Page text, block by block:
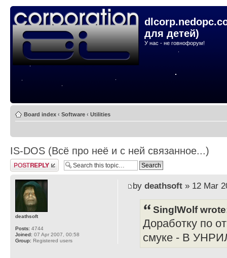
для детей)
У нас - не говнофорум!
Board index ‹ Software ‹ Utilities
IS-DOS (Всё про неё и с ней связанное...)
Post a reply
by deathsoft» 12 Mar
SinglWolf
Доработку по
смуке - В
deathsoft
Posts: 4744
Joined: 07 Apr 2007, 00:58
Group: Registered users